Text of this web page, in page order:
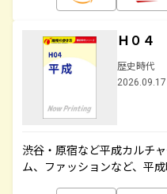
Ｈ０４
歴史時代
渋谷・原宿など平成カルチ
ム、ファッションなど、平